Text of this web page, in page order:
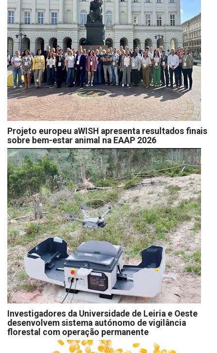
Projeto europeu aWISH apresenta resultados finais
sobre bem-estar animal na EAAP 2026
Investigadores da Universidade de Leiria e Oeste
desenvolvem sistema autónomo de vigilância
florestal com operação permanente